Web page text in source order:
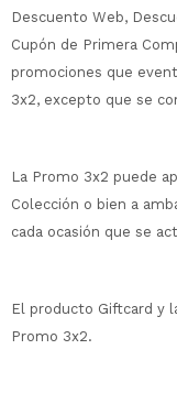
Descuento Web,
Cupón de Primera
promociones que
3x2, excepto que se
La Promo 3x2 puede
Colección o bien a
cada ocasión que se
El producto Giftcard y
Promo 3x2.